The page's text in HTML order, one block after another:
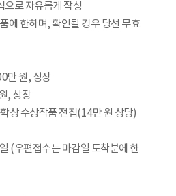
으로 자유롭게 작성
에 한하며, 확인될 경우 당선 무효
만 원, 상장
, 상장
상 수상작품 전집(14만 원 상당)
(우편접수는 마감일 도착분에 한